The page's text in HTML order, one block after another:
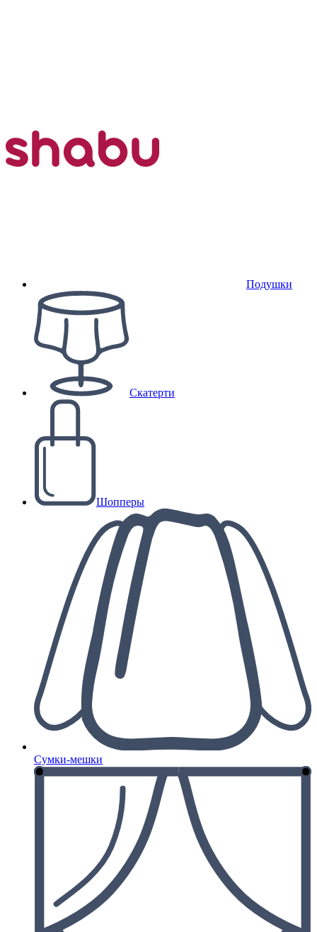
Подушки
Скатерти
Шопперы
Сумки-мешки